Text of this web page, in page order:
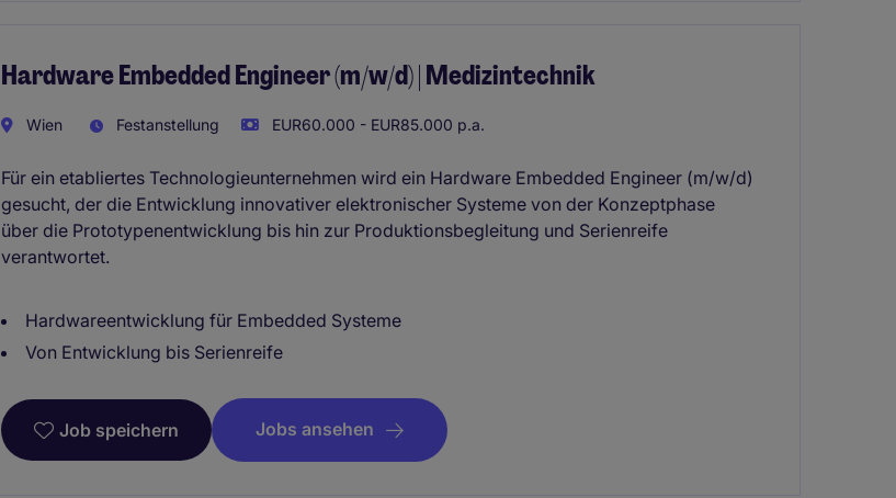
Hardware Embedded Engineer (m/w/d) | Medizintechnik
Wien Festanstellung EUR60.000 - EUR85.000 p.a.
Für ein etabliertes Technologieunternehmen wird ein Hardware Embedded Engineer (m/w/d)
gesucht, der die Entwicklung innovativer elektronischer Systeme von der Konzeptphase
über die Prototypenentwicklung bis hin zur Produktionsbegleitung und Serienreife
verantwortet.
Hardwareentwicklung für Embedded Systeme
Von Entwicklung bis Serienreife
Job speichern Jobs ansehen